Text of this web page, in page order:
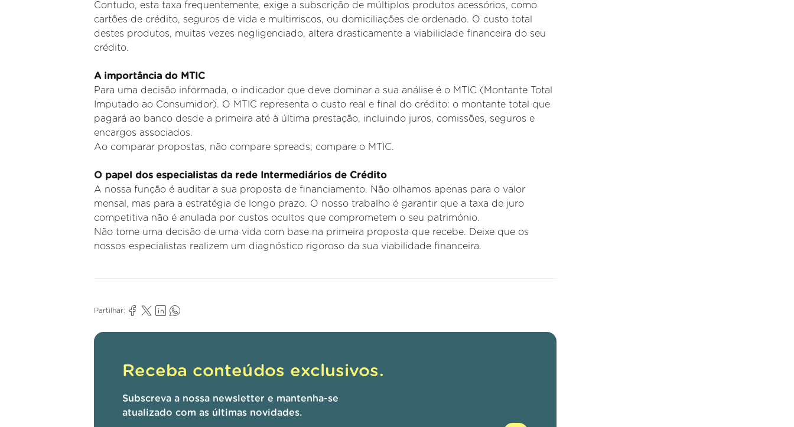
Contudo, esta taxa frequentemente, exige a subscrição de múltiplos produtos acessórios, como
cartões de crédito, seguros de vida e multirriscos, ou domiciliações de ordenado. O custo total
destes produtos, muitas vezes negligenciado, altera drasticamente a viabilidade financeira do seu
crédito.
A importância do MTIC
Para uma decisão informada, o indicador que deve dominar a sua análise é o MTIC (Montante Total
Imputado ao Consumidor). O MTIC representa o custo real e final do crédito: o montante total que
pagará ao banco desde a primeira até à última prestação, incluindo juros, comissões, seguros e
encargos associados.
Ao comparar propostas, não compare spreads; compare o MTIC.
O papel dos especialistas da rede Intermediários de Crédito
A nossa função é auditar a sua proposta de financiamento. Não olhamos apenas para o valor
mensal, mas para a estratégia de longo prazo. O nosso trabalho é garantir que a taxa de juro
competitiva não é anulada por custos ocultos que comprometem o seu património.
Não tome uma decisão de uma vida com base na primeira proposta que recebe. Deixe que os
nossos especialistas realizem um diagnóstico rigoroso da sua viabilidade financeira.
Partilhar:
Receba conteúdos exclusivos.
Subscreva a nossa newsletter e mantenha-se
atualizado com as últimas novidades.